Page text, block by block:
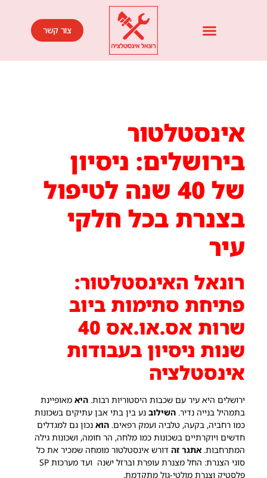
צור קשר
אינסטלטור
בירושלים: ניסיון
של 40 שנה לטיפול
בצנרת בכל חלקי
עיר
רונאל האינסטלטור:
פתיחת סתימות ביוב
שרות אס.או.אס 40
שנות ניסיון בעבודות
אינסטלציה
ירושלים היא עיר עם שכבות היסטוריות רבות. היאמאופיינת
בתמהיל בנייה נדיר. השילובנע בין בתי אבן עתיקים בשכונות
כמו רחביה, בקעה, טלביה ועמק רפאים. הואנכון גם למגדלים
חדשים ויוקרתיים בשכונות כמו מלחה, הר חומה, ושכונות גילה
המתרחבות. אתגר זהדורש אינסטלטור מומחה שמכיר את כל
סוגי הצנרת: החל מצנרת עופרת וברזל ישנה ועד מערכות SP
פלסטיק וצנרת מולטי-גול מתקדמת.